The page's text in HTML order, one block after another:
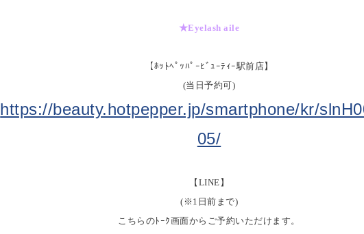
★Eyelash aile
【ﾎｯﾄﾍﾟｯﾊﾟｰﾋﾞｭｰﾃｨｰ駅前店】
(当日予約可)
https://beauty.hotpepper.jp/smartphone/kr/
05/
【LINE】
(※1日前まで)
こちらのﾄｰｸ画面からご予約いただけます。